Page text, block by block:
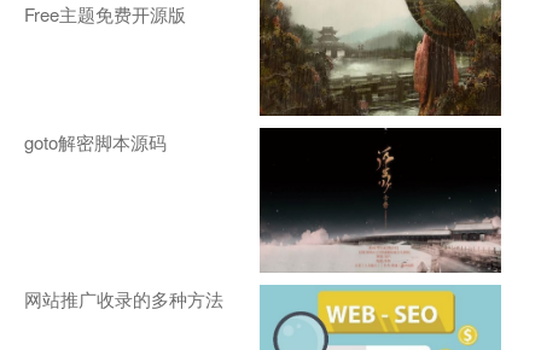
Free主题免费开源版
goto解密脚本源码
网站推广收录的多种方法